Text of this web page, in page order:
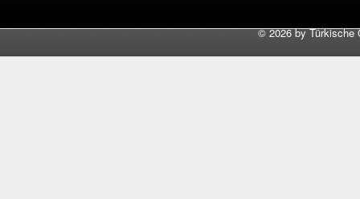
©2026 by Türkische